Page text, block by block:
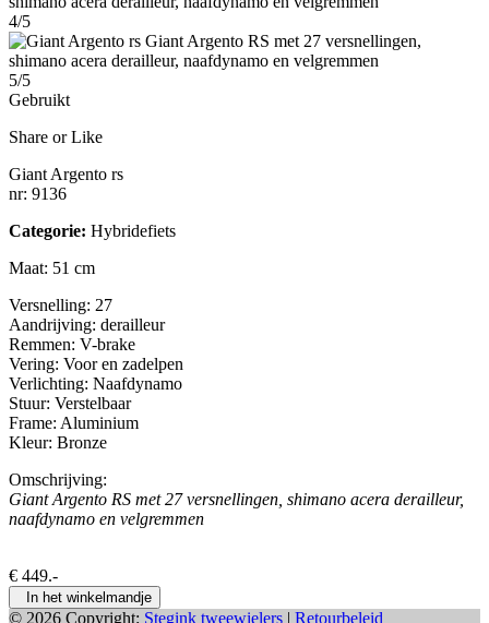
4/5
5/5
Gebruikt
Share or Like
Giant Argento rs
nr: 9136
Categorie: Hybridefiets
Maat: 51 cm
Versnelling: 27
Aandrijving: derailleur
Remmen: V-brake
Vering: Voor en zadelpen
Verlichting: Naafdynamo
Stuur: Verstelbaar
Frame: Aluminium
Kleur: Bronze
Omschrijving:
Giant Argento RS met 27 versnellingen, shimano acera derailleur,
naafdynamo en velgremmen
€ 449.-
In het winkelmandje
© 2026 Copyright: Stegink tweewielers | Retourbeleid